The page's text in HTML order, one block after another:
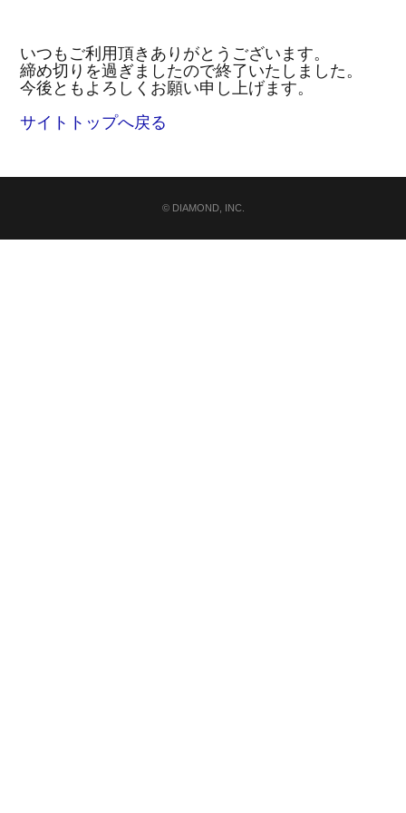
いつもご利用頂きありがとうございます。
締め切りを過ぎましたので終了いたしました。
今後ともよろしくお願い申し上げます。
サイトトップへ戻る
© DIAMOND, INC.